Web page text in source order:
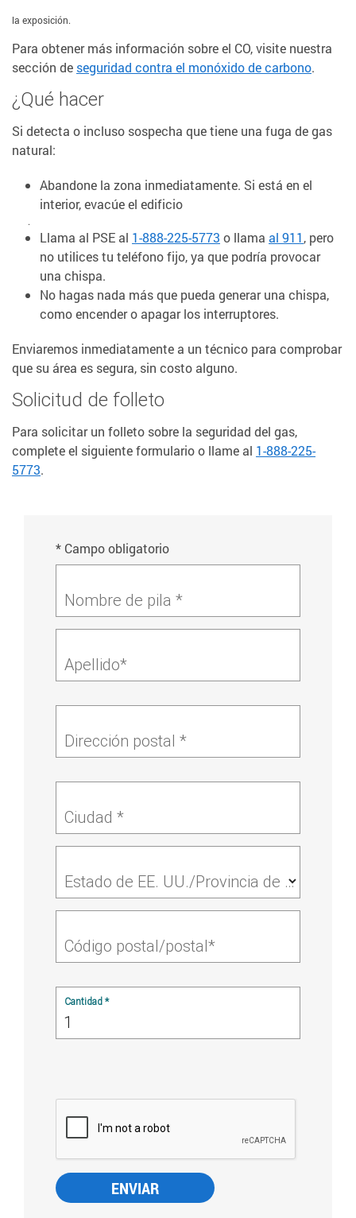
la exposición.
Para obtener más información sobre el CO, visite nuestra
sección de seguridad contra el monóxido de carbono.
¿Qué hacer
Si detecta o incluso sospecha que tiene una fuga de gas
natural:
Abandone la zona inmediatamente. Si está en el
interior, evacúe el edificio
.
Llama al PSE al 1-888-225-5773 o llama al 911, pero
no utilices tu teléfono fijo, ya que podría provocar
una chispa.
No hagas nada más que pueda generar una chispa,
como encender o apagar los interruptores.
Enviaremos inmediatamente a un técnico para comprobar
que su área es segura, sin costo alguno.
Solicitud de folleto
Para solicitar un folleto sobre la seguridad del gas,
complete el siguiente formulario o llame al 1-888-225-
5773.
* Campo obligatorio
Nombre de pila *
Apellido*
Dirección postal *
Ciudad *
Estado de EE. UU./Provincia de Calidad*
Código postal/postal*
Cantidad *